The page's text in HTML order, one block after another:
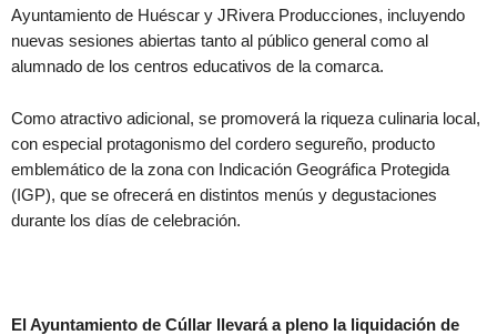
Ayuntamiento de Huéscar y JRivera Producciones, incluyendo
nuevas sesiones abiertas tanto al público general como al
alumnado de los centros educativos de la comarca.
Como atractivo adicional, se promoverá la riqueza culinaria local,
con especial protagonismo del cordero segureño, producto
emblemático de la zona con Indicación Geográfica Protegida
(IGP), que se ofrecerá en distintos menús y degustaciones
durante los días de celebración.
El Ayuntamiento de Cúllar llevará a pleno la liquidación de